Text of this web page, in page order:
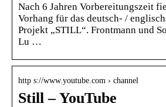
Nach 6 Jahren Vorbereitungszeit
Vorhang für das deutsch- /
Projekt „STILL“. Frontmann und
Lu …
http s://www.youtube.com › channel
Still – YouTube